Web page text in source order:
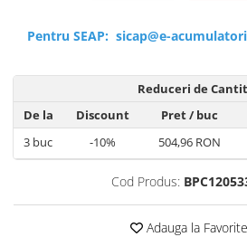
Pentru SEAP: sicap@e-
Reduceri de
De la
Discount Pret/ buc
3 buc -10% 504,96 RON
Cod Produs:
Adauga la Favorite